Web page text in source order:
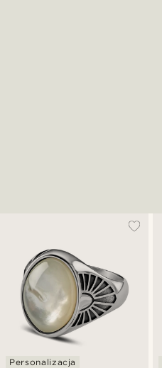
Personalizacja